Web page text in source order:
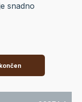
snadno